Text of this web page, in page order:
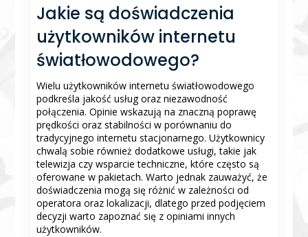
Jakie są doświadczenia
użytkowników internetu
światłowodowego?
Wielu użytkowników internetu światłowodowego
podkreśla jakość usług oraz niezawodność
połączenia. Opinie wskazują na znaczną poprawę
prędkości oraz stabilności w porównaniu do
tradycyjnego internetu stacjonarnego. Użytkownicy
chwalą sobie również dodatkowe usługi, takie jak
telewizja czy wsparcie techniczne, które często są
oferowane w pakietach. Warto jednak zauważyć, że
doświadczenia mogą się różnić w zależności od
operatora oraz lokalizacji, dlatego przed podjęciem
decyzji warto zapoznać się z opiniami innych
użytkowników.